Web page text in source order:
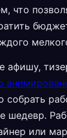
что
афишу,
собрать
шедевр.
или